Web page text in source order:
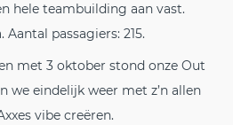
hele teambuilding aan vast.
passagiers: 215.
met 3 oktober stond onze Out
we eindelijk weer met z’n allen
vibe creëren.